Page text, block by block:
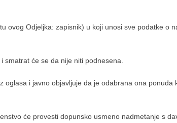
ovog Odjeljka: zapisnik) u koji unosi sve podatke o
će se da nije niti podnesena.
i javno objavljuje da je odabrana ona
će provesti dopunsko usmeno nadmetanje s